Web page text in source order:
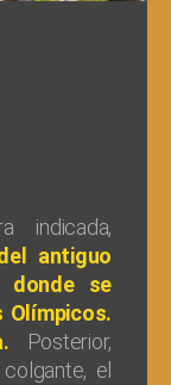
antiguo
donde se
Olímpicos.
Posterior,
el